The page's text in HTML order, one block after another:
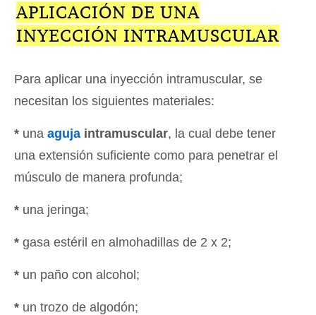
APLICACIÓN DE UNA
INYECCIÓN INTRAMUSCULAR
Para aplicar una inyección intramuscular, se
necesitan los siguientes materiales:
* una aguja intramuscular, la cual debe tener
una extensión suficiente como para penetrar el
músculo de manera profunda;
* una jeringa;
* gasa estéril en almohadillas de 2 x 2;
* un paño con alcohol;
* un trozo de algodón;